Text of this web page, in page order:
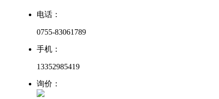
电话：
0755-83061789
手机：
13352985419
询价：